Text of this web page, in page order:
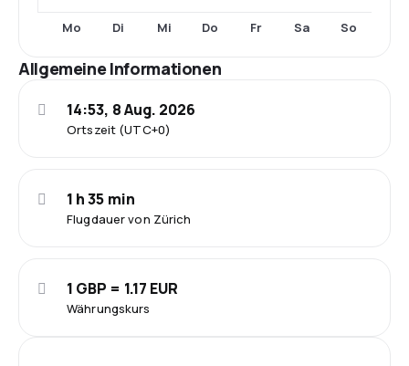
Mo Di Mi Do Fr Sa So
Allgemeine Informationen
Ortszeit (UTC+0)
14:53, 8 Aug. 2026
Flugdauer von Zürich
1 h 35 min
Währungskurs
1 GBP = 1.17 EUR